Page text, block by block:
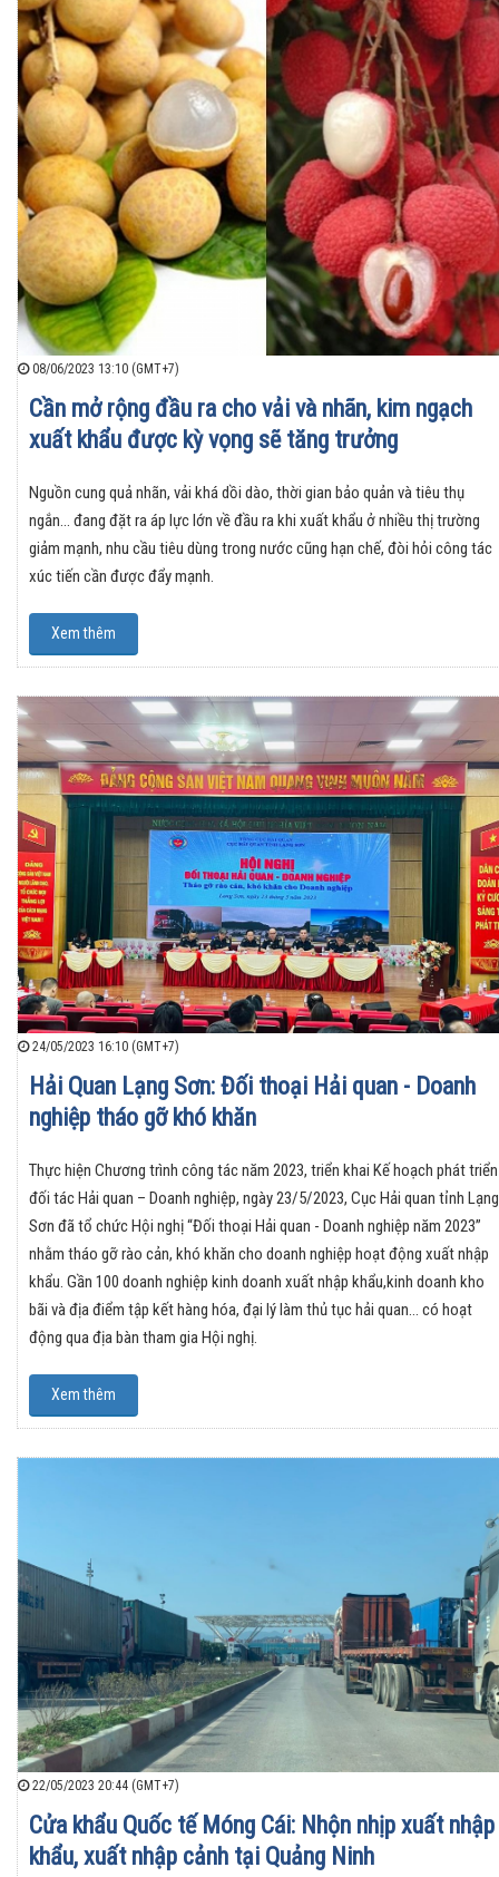
08/06/2023 13:10 (GMT+7)
Cần mở rộng đầu ra cho vải và nhãn, kim ngạch
xuất khẩu được kỳ vọng sẽ tăng trưởng
Nguồn cung quả nhãn, vải khá dồi dào, thời gian bảo quản và tiêu thụ
ngắn... đang đặt ra áp lực lớn về đầu ra khi xuất khẩu ở nhiều thị trường
giảm mạnh, nhu cầu tiêu dùng trong nước cũng hạn chế, đòi hỏi công tác
xúc tiến cần được đẩy mạnh.
Xem thêm
24/05/2023 16:10 (GMT+7)
Hải Quan Lạng Sơn: Đối thoại Hải quan - Doanh
nghiệp tháo gỡ khó khăn
Thực hiện Chương trình công tác năm 2023, triển khai Kế hoạch phát triển
đối tác Hải quan – Doanh nghiệp, ngày 23/5/2023, Cục Hải quan tỉnh Lạng
Sơn đã tổ chức Hội nghị “Đối thoại Hải quan - Doanh nghiệp năm 2023”
nhằm tháo gỡ rào cản, khó khăn cho doanh nghiệp hoạt động xuất nhập
khẩu. Gần 100 doanh nghiệp kinh doanh xuất nhập khẩu,kinh doanh kho
bãi và địa điểm tập kết hàng hóa, đại lý làm thủ tục hải quan… có hoạt
động qua địa bàn tham gia Hội nghị.
Xem thêm
22/05/2023 20:44 (GMT+7)
Cửa khẩu Quốc tế Móng Cái: Nhộn nhịp xuất nhập
khẩu, xuất nhập cảnh tại Quảng Ninh